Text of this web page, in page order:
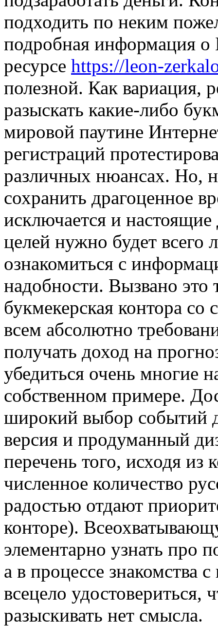
подходить по неким
подробная информация о
ресурсе https://leon-
полезной. Как вариация,
разыскать какие-либо
мировой паутине
регистраций
различных нюансах. Но,
сохранить драгоценное
исключается и настоящие
целей нужно будет
ознакомиться с
надобности. Вызвано это
букмекерская контора со
всем абсолютно
получать доход на
убедиться очень многие
собственном примере.
широкий выбор событий
версия и продуманный
перечень того, исходя из
численное количество
радостью отдают
конторе).
элементарно узнать про
а в процессе знакомства
всецело
разыскивать нет смысла.